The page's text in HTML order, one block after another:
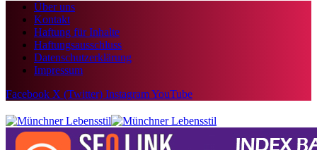
Über uns
Kontakt
Haftung für Inhalte
Haftungsausschluss
Datenschutzerklärung
Impressum
Facebook X (Twitter) InstagramYouTube